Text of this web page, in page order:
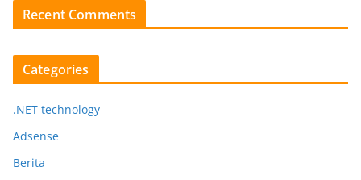
Recent Comments
Categories
.NET technology
Adsense
Berita